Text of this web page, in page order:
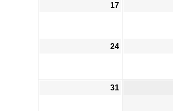
17
24
31